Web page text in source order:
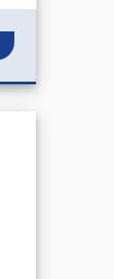
CROISSANCE